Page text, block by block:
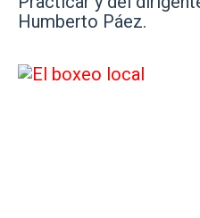
Humberto Páez.